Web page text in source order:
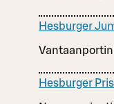
Hesburger
Hesburger